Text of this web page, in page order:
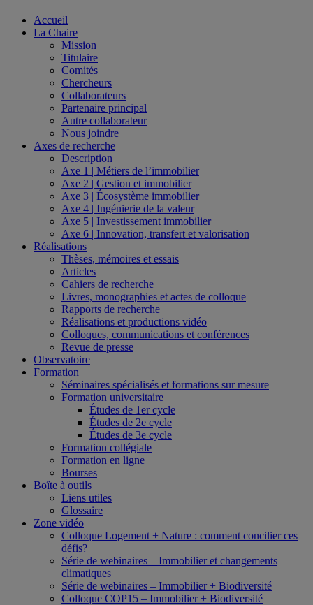
Accueil
La Chaire
Mission
Titulaire
Comités
Chercheurs
Collaborateurs
Partenaire principal
Autre collaborateur
Nous joindre
Axes de recherche
Description
Axe 1 | Métiers de l’immobilier
Axe 2 | Gestion et immobilier
Axe 3 | Écosystème immobilier
Axe 4 | Ingénierie de la valeur
Axe 5 | Investissement immobilier
Axe 6 | Innovation, transfert et valorisation
Réalisations
Thèses, mémoires et essais
Articles
Cahiers de recherche
Livres, monographies et actes de colloque
Rapports de recherche
Réalisations et productions vidéo
Colloques, communications et conférences
Revue de presse
Observatoire
Formation
Séminaires spécialisés et formations sur mesure
Formation universitaire
Études de 1er cycle
Études de 2e cycle
Études de 3e cycle
Formation collégiale
Formation en ligne
Bourses
Boîte à outils
Liens utiles
Glossaire
Zone vidéo
Colloque Logement + Nature : comment concilier ces
défis?
Série de webinaires – Immobilier et changements
climatiques
Série de webinaires – Immobilier + Biodiversité
Colloque COP15 – Immobilier + Biodiversité